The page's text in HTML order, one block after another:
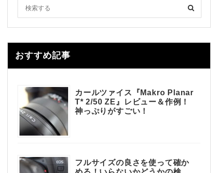
おすすめ記事
カールツァイス『Makro Planar
T* 2/50 ZE』レビュー＆作例！
神っぷりがすごい！
フルサイズの良さを使って確か